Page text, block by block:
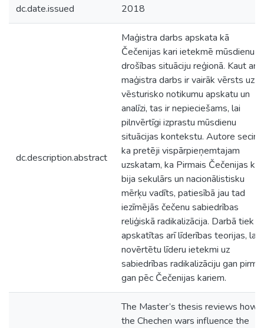
dc.date.issued 2018
dc.description.abstract
Maģistra darbs apskata kā
Čečenijas kari ietekmē mūsdienu
drošības situāciju reģionā. Kaut arī
maģistra darbs ir vairāk vērsts uz
vēsturisko notikumu apskatu un
analīzi, tas ir nepieciešams, lai
pilnvērtīgi izprastu mūsdienu
situācijas kontekstu. Autore secina,
ka pretēji vispārpieņemtajam
uzskatam, ka Pirmais Čečenijas
bija sekulārs un nacionālistisku
mērķu vadīts, patiesībā jau tad
iezīmējās čečenu sabiedrības
reliģiskā radikalizācija. Darbā tiek
apskatītas arī līderības teorijas, lai
novērtētu līderu ietekmi uz
sabiedrības radikalizāciju gan pirms,
gan pēc Čečenijas kariem.
The Master’s thesis reviews how
the Chechen wars influence the